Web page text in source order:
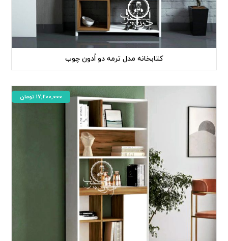
کتابخانه مدل ترمه دو اُدون چوب
17,200,000 تومان